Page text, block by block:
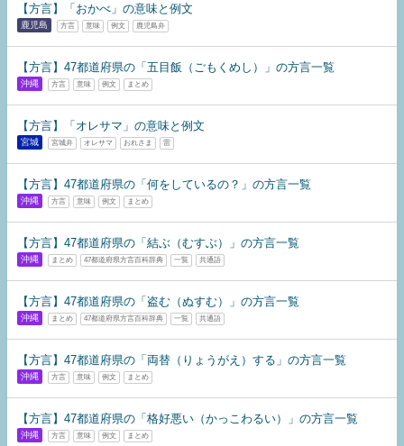
【方言】「おかべ」の意味と例文
鹿児島 方言 意味 例文 鹿児島弁
【方言】47都道府県の「五目飯（ごもくめし）」の方言一覧
沖縄 方言 意味 例文 まとめ
【方言】「オレサマ」の意味と例文
宮城 宮城弁 オレサマ おれさま 雷
【方言】47都道府県の「何をしているの？」の方言一覧
沖縄 方言 意味 例文 まとめ
【方言】47都道府県の「結ぶ（むすぶ）」の方言一覧
沖縄 まとめ 47都道府県方言百科辞典 一覧 共通語
【方言】47都道府県の「盗む（ぬすむ）」の方言一覧
沖縄 まとめ 47都道府県方言百科辞典 一覧 共通語
【方言】47都道府県の「両替（りょうがえ）する」の方言一覧
沖縄 方言 意味 例文 まとめ
【方言】47都道府県の「格好悪い（かっこわるい）」の方言一覧
沖縄 方言 意味 例文 まとめ